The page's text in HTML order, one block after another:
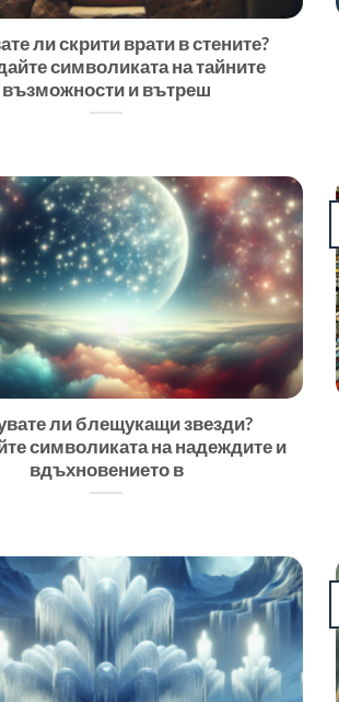
ли скрити врати в стените?
символиката на тайните
възможности и вътреш
ли блещукащи звезди?
символиката на надеждите и
вдъхновението в